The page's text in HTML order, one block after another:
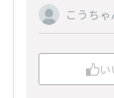
こうちゃ
い